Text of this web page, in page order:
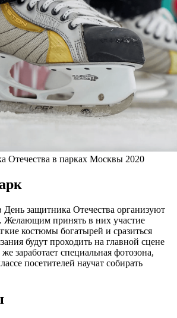
Отечества в парках Москвы 2020
защитника Отечества организуют
Желающим принять в них участие
костюмы богатырей и сразиться
будут проходить на главной сцене
заработает специальная фотозона,
посетителей научат собирать